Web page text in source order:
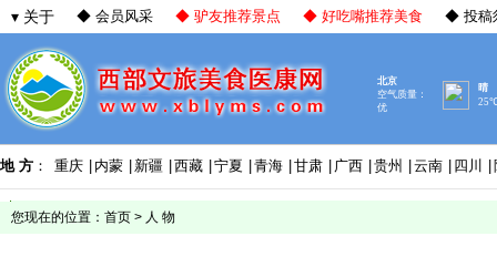
▾ 关于 ◆ 会员风采 ◆ 驴友推荐景点 ◆ 好吃嘴推荐美食 ◆ 投稿
地 方 ： 重庆 内蒙 新疆 西藏 宁夏 青海 甘肃 广西 贵州 云南 四川
您现在的位置： 首页 > 人 物